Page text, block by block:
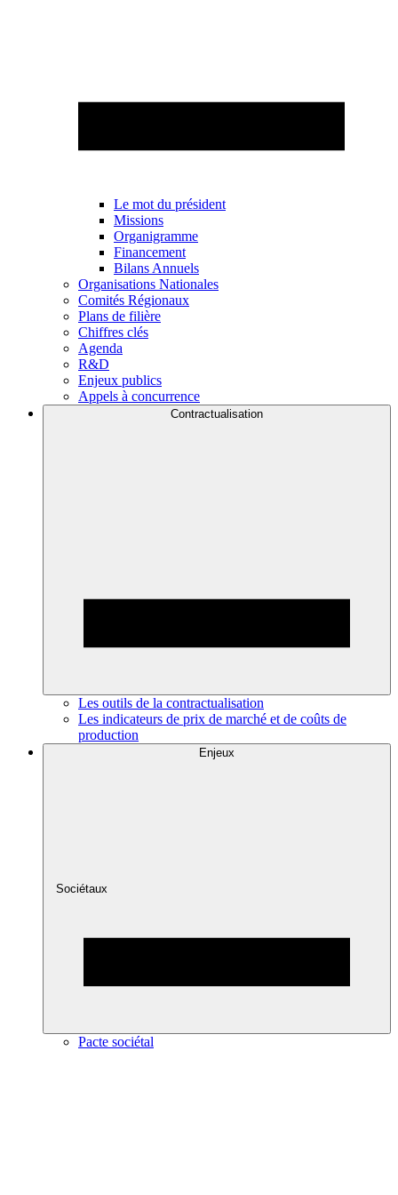
Le mot du président
Missions
Organigramme
Financement
Bilans Annuels
Organisations Nationales
Comités Régionaux
Plans de filière
Chiffres clés
Agenda
R&D
Enjeux publics
Appels à concurrence
Contractualisation
Les outils de la contractualisation
Les indicateurs de prix de marché et de coûts de
production
Enjeux
Sociétaux
Pacte sociétal